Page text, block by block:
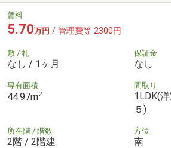
賃料
5.70万円 / 管理費等 2300円
敷 / 礼
なし / 1ヶ月
保証金
なし
専有面積
44.97m2
間取り
1LDK(
５)
所在階 / 階数
2階 / 2階建
方位
南